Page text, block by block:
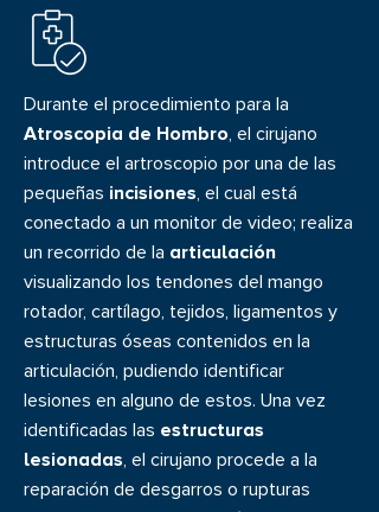
Durante el procedimiento para la
Atroscopia de Hombro, el cirujano
introduce el artroscopio por una de las
pequeñas incisiones, el cual está
conectado a un monitor de video; realiza
un recorrido de la articulación
visualizando los tendones del mango
rotador, cartílago, tejidos, ligamentos y
estructuras óseas contenidos en la
articulación, pudiendo identificar
lesiones en alguno de estos. Una vez
identificadas las estructuras
lesionadas, el cirujano procede a la
reparación de desgarros o rupturas